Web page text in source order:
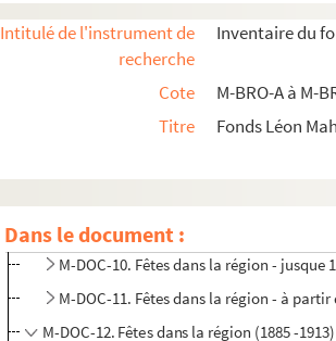
Intitulé de l'instrument de
recherche
Inventaire du
Cote
M-BRO-A à M-
Titre
Fonds Léon
Dans le document :
M-DOC-3. Empire et Restauration
M-DOC-4. Fêtes de Lille (1564-1840)
M-DOC-5. Fêtes de Lille (1841-1869)
M-DOC-6. Fêtes de Lille (1870-1881)
M-DOC-9. Fêtes de Lille (1896-1895)
M-DOC-10. Fêtes dans la région - jusque
M-DOC-11. Fêtes dans la région - à partir
M-DOC-12. Fêtes dans la région (1885 -1913)